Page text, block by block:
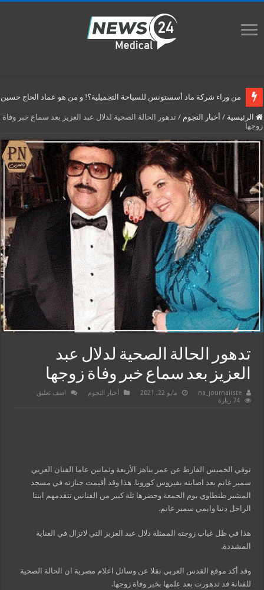
من وراء شركة ماد أسستونس للسياحة التجميلية؟! و من هو عماد الحاج حسين
الرئيسية / أخبار النجوم / تدهور الحالة الصحية لدلال عبد العزيز بعد سماع خبر وفاة
زوجها
تدهور الحالة الصحية لدلال عبد
العزيز بعد سماع خبر وفاة زوجها
na_journaliste مايو 22, 2021 أخبار النجوم
اضف تعليق
74 زيارة
توفي الخميس الفارط عن عمر يناهز الأربعة وثمانين عاما الفنان العربي
سمير غانم بعد اصابته بفيروس كورونا. هذا وقد أقيمت جنازته في مسجد
المشير طنطاوي يوم الجمعة وحضرها ثلة كبير من الفنانين تتقدمهم ابنتا
الراحل دنيا وايمي سمير غانم.
هذا في ظل غياب زوجته الممثلة دلال عبد العزيز التي لاتزال في العناية
المشددة.
وقد أكد موقع القدس العربي نقلا عن وسائل اعلام مصرية ان الحالة الصحية
للفنانة قد تدهورت بعد علمها بخبر وفاة زوجها.